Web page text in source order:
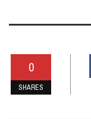
0
SHARES